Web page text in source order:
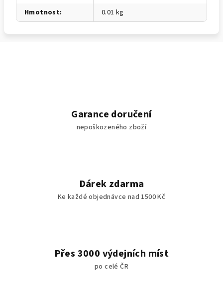
Hmotnost: 0.01 kg
Garance doručení
nepoškozeného zboží
Dárek zdarma
Ke každé objednávce nad 1500 Kč
Přes 3000 výdejních míst
po celé ČR